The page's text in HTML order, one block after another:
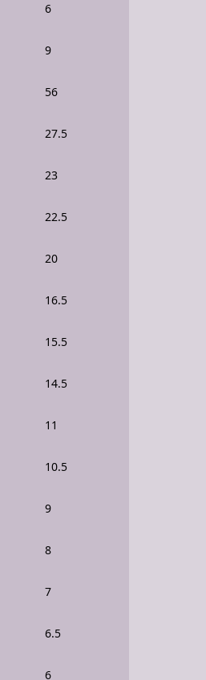
6
9
56
27.5
23
22.5
20
16.5
15.5
14.5
11
10.5
9
8
7
6.5
6